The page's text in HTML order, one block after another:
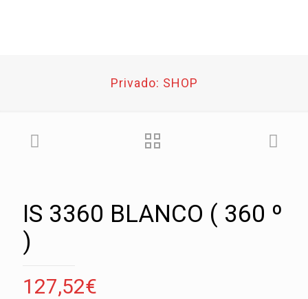
Privado: SHOP
IS 3360 BLANCO ( 360 º
)
127,52€